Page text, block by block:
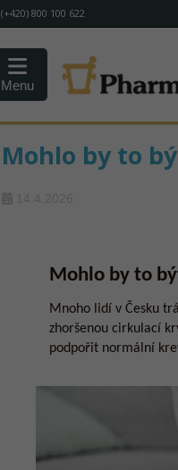
(+420) 800 100 622
Menu
Mohlo by to
Mohlo by to
Mnoho lidí v Česku
zhoršenou cirkulací
podpořit normální